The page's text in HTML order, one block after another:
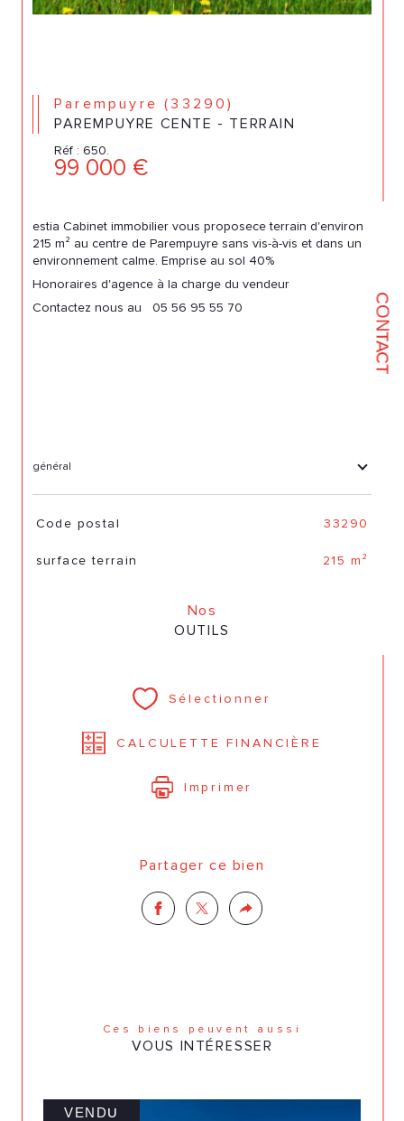
CONTACT
Parempuyre (33290)
PAREMPUYRE CENTE - TERRAIN
Réf : 650.
99 000 €
estia Cabinet immobilier vous proposece terrain d'environ
215 m² au centre de Parempuyre sans vis-à-vis et dans un
environnement calme. Emprise au sol 40%
Honoraires d'agence à la charge du vendeur
Contactez nous au 05 56 95 55 70
général
TRAD_SIROCCO_Caracteristique
Code postal 33290
surface terrain 215 m²
Nos
OUTILS
Sélectionner
CALCULETTE FINANCIÈRE
Imprimer
Partager ce bien
Ces biens peuvent aussi
VOUS INTÉRESSER
VENDU